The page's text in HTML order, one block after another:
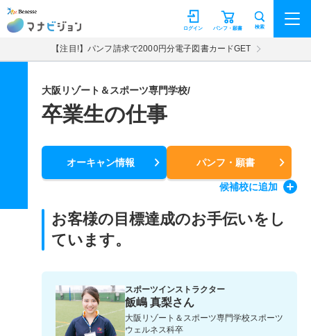
マナビジョン パンフ・願書
ログイン 検索
【注目!】パンフ請求で2000円分電子図書カードGET
大阪リゾート＆スポーツ専門学校/
卒業生の仕事
オーキャン情報 パンフ・願書
候補校に追加
お客様の目標達成のお手伝いをし
ています。
スポーツインストラクター
飯嶋 真梨さん
大阪リゾート＆スポーツ専門学校スポーツ
ウェルネス科卒